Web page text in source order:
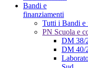
Bandi e
finanziamenti
Tutti i Bandi e
PN Scuola e
DM 38/
DM 40/